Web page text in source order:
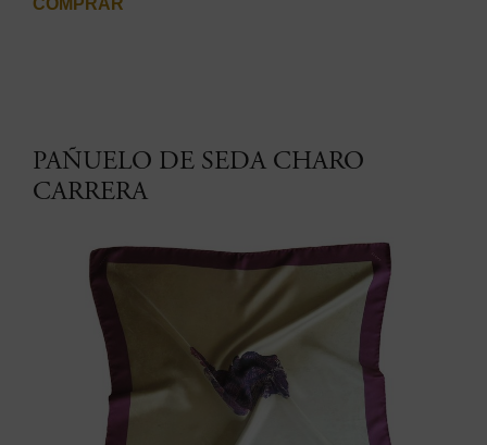
COMPRAR
PAÑUELO DE SEDA CHARO
CARRERA